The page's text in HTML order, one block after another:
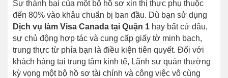
Sự thành bại của một bộ hồ sơ xin thị thực phụ thuộc
đến 80% vào khâu chuẩn bị ban đầu. Dù bạn sử dụng
Dịch vụ làm Visa Canada tại Quận 1 hay bất cứ đâu,
sự chủ động hợp tác và cung cấp giấy tờ minh bạch,
trung thực từ phía bạn là điều kiện tiên quyết. Đối với
khách hàng tại trung tâm kinh tế, Lãnh sự quán thường
kỳ vọng một bộ hồ sơ tài chính và công việc vô cùng